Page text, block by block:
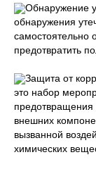
Обнаружение
обнаружения
самостоятельно
предотвратить
Защита от
это набор
предотвращения
внешних
вызванной
химических